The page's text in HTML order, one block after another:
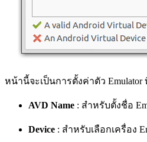
หน้านี้จะเป็นการตั้งค่าตัว
AVD Name : สำหรับตั้งชื่อ
Device : สำหรับเลือกเครื่อง